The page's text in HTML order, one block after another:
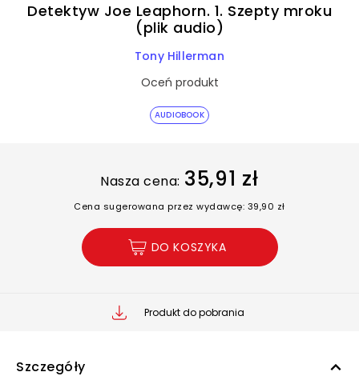
AUDIOBOOK
Detektyw Joe Leaphorn. 1. Szepty mroku
(plik audio)
Tony Hillerman
Oceń produkt
Nasza cena: 35,91 zł
Cena sugerowana przez wydawcę: 39,90 zł
DO KOSZYKA
Produkt do pobrania
Szczegóły